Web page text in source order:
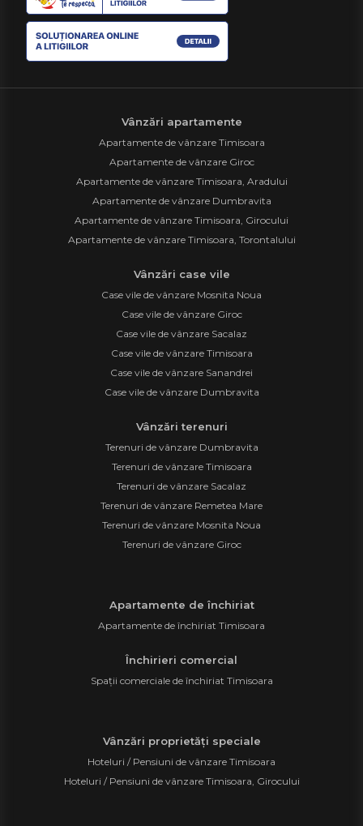
Vânzări apartamente
Apartamente de vânzare Timisoara
Apartamente de vânzare Giroc
Apartamente de vânzare Timisoara, Aradului
Apartamente de vânzare Dumbravita
Apartamente de vânzare Timisoara, Girocului
Apartamente de vânzare Timisoara, Torontalului
Vânzări case vile
Case vile de vânzare Mosnita Noua
Case vile de vânzare Giroc
Case vile de vânzare Sacalaz
Case vile de vânzare Timisoara
Case vile de vânzare Sanandrei
Case vile de vânzare Dumbravita
Vânzări terenuri
Terenuri de vânzare Dumbravita
Terenuri de vânzare Timisoara
Terenuri de vânzare Sacalaz
Terenuri de vânzare Remetea Mare
Terenuri de vânzare Mosnita Noua
Terenuri de vânzare Giroc
Apartamente de închiriat
Apartamente de închiriat Timisoara
Închirieri comercial
Spații comerciale de închiriat Timisoara
Vânzări proprietăți speciale
Hoteluri / Pensiuni de vânzare Timisoara
Hoteluri / Pensiuni de vânzare Timisoara, Girocului